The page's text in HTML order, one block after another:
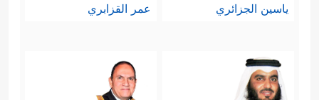
ياسين الجزائري عمر القزابري